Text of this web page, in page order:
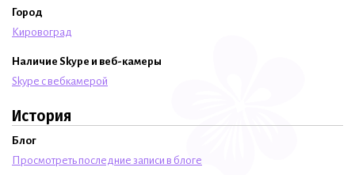
Город
Кировоград
Наличие Skype и веб-камеры
Skype с вебкамерой
История
Блог
Просмотреть последние записи в блоге